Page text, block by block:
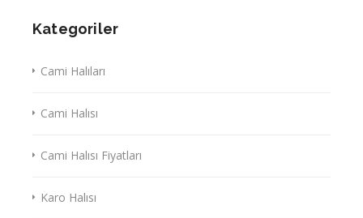
Kategoriler
Cami Halıları
Cami Halısı
Cami Halısı Fiyatları
Karo Halısı